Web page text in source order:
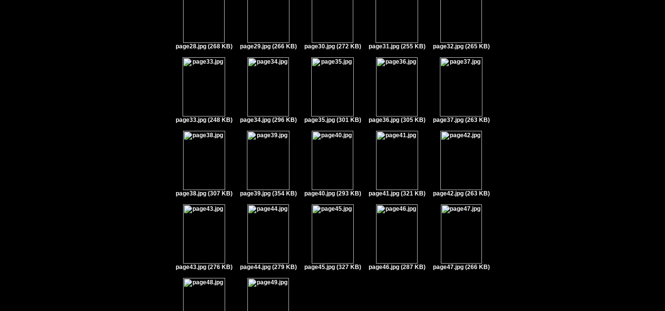
page28.jpg (268 KB) page29.jpg (266 KB) page30.jpg (272 KB) page31.jpg (255 KB) page32.jpg (265 KB)
page33.jpg (248 KB) page34.jpg (296 KB) page35.jpg (301 KB) page36.jpg (305 KB) page37.jpg (263 KB)
page38.jpg (307 KB) page39.jpg (354 KB) page40.jpg (293 KB) page41.jpg (321 KB) page42.jpg (263 KB)
page43.jpg (276 KB) page44.jpg (279 KB) page45.jpg (327 KB) page46.jpg (287 KB) page47.jpg (266 KB)